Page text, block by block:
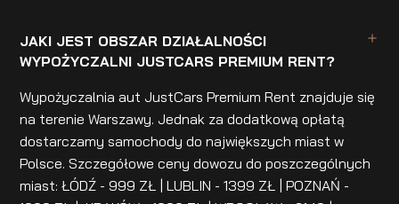
JAKI JEST OBSZAR DZIAŁALNOŚCI
WYPOŻYCZALNI JUSTCARS PREMIUM RENT?
Wypożyczalnia aut JustCars Premium Rent znajduje się
na terenie Warszawy. Jednak za dodatkową opłatą
dostarczamy samochody do największych miast w
Polsce. Szczegółowe ceny dowozu do poszczególnych
miast: ŁÓDŹ - 999 ZŁ | LUBLIN - 1399 ZŁ | POZNAŃ -